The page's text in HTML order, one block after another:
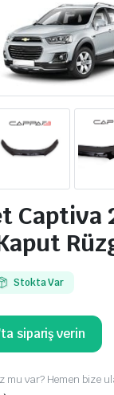
Captiva
Stokta Var
sipariş verin
mu var? Hemen bize